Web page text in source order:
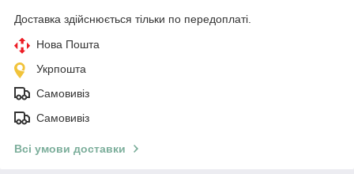
Доставка здійснюється тільки по передоплаті.
Нова Пошта
Укрпошта
Самовивіз
Самовивіз
Всі умови доставки